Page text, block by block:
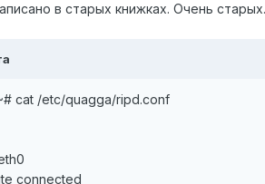
в старых книжках. Очень
cat /etc/quagga/ripd.conf
connected